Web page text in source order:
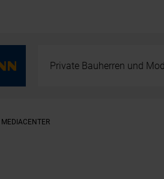
Private Bauherren und
MEDIACENTER